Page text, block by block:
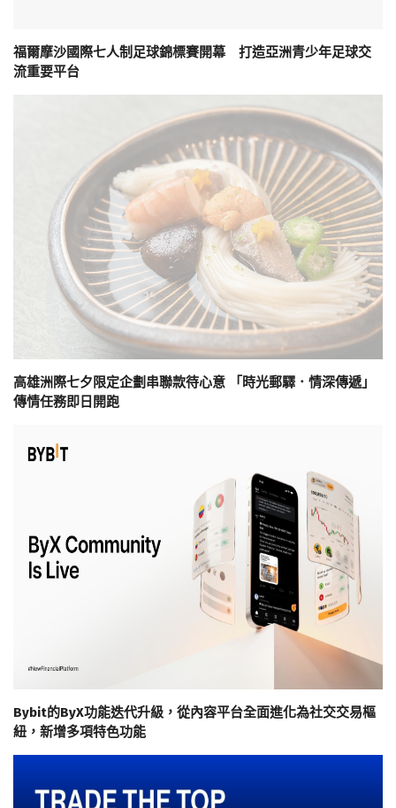
福爾摩沙國際七人制足球錦標賽開幕 打造亞洲青少年足球交
流重要平台
高雄洲際七夕限定企劃串聯款待心意 「時光郵驛．情深傳遞」
傳情任務即日開跑
Bybit的ByX功能迭代升級，從內容平台全面進化為社交交易樞
紐，新增多項特色功能